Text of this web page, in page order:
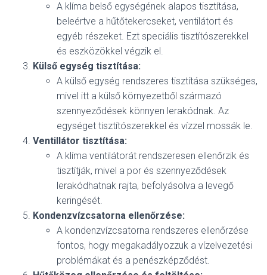
A klíma belső egységének alapos tisztítása,
beleértve a hűtőtekercseket, ventilátort és
egyéb részeket. Ezt speciális tisztítószerekkel
és eszközökkel végzik el.
Külső egység tisztítása:
A külső egység rendszeres tisztítása szükséges,
mivel itt a külső környezetből származó
szennyeződések könnyen lerakódnak. Az
egységet tisztítószerekkel és vízzel mossák le.
Ventillátor tisztítása:
A klíma ventilátorát rendszeresen ellenőrzik és
tisztítják, mivel a por és szennyeződések
lerakódhatnak rajta, befolyásolva a levegő
keringését.
Kondenzvízcsatorna ellenőrzése:
A kondenzvízcsatorna rendszeres ellenőrzése
fontos, hogy megakadályozzuk a vízelvezetési
problémákat és a penészképződést.